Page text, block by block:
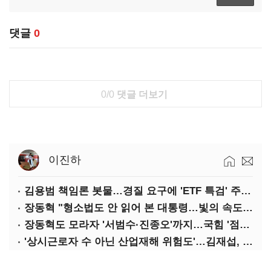
댓글 0
0/0 댓글 더보기
이진하
김용범 책임론 봇물…경질 요구에 'ETF 특검' 주장까지
장동혁 "형소법도 안 읽어 본 대통령…빛의 속도로 무너질 것"
장동혁도 모라자 '서범수·진종오'까지…국힘 '점입가경'
'상시근로자 수 아닌 산업재해 위험도'…김재섭, 산재예방 지원기준 손질